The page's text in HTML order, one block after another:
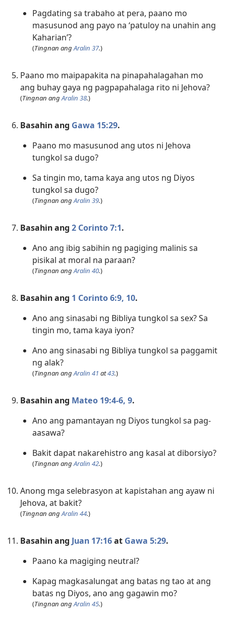
Pagdating sa trabaho at pera, paano mo
masusunod ang payo na ‘patuloy na unahin ang
Kaharian’?
(Tingnan ang Aralin 37.)
Paano mo maipapakita na pinapahalagahan mo
ang buhay gaya ng pagpapahalaga rito ni Jehova?
(Tingnan ang Aralin 38.)
Basahin ang Gawa 15:29.
Paano mo masusunod ang utos ni Jehova
tungkol sa dugo?
Sa tingin mo, tama kaya ang utos ng Diyos
tungkol sa dugo?
(Tingnan ang Aralin 39.)
Basahin ang 2 Corinto 7:1.
Ano ang ibig sabihin ng pagiging malinis sa
pisikal at moral na paraan?
(Tingnan ang Aralin 40.)
Basahin ang 1 Corinto 6:​9, 10.
Ano ang sinasabi ng Bibliya tungkol sa sex? Sa
tingin mo, tama kaya iyon?
Ano ang sinasabi ng Bibliya tungkol sa ­paggamit
ng alak?
(Tingnan ang Aralin 41 at43.)
Basahin ang Mateo 19:​4-6, 9.
Ano ang pamantayan ng Diyos tungkol sa pag-
aasawa?
Bakit dapat nakarehistro ang kasal at ­diborsiyo?
(Tingnan ang Aralin 42.)
Anong mga selebrasyon at kapistahan ang ayaw ni
Jehova, at bakit?
(Tingnan ang Aralin 44.)
Basahin ang Juan 17:16at Gawa 5:29.
Paano ka magiging neutral?
Kapag magkasalungat ang batas ng tao at ang
batas ng Diyos, ano ang gagawin mo?
(Tingnan ang Aralin 45.)